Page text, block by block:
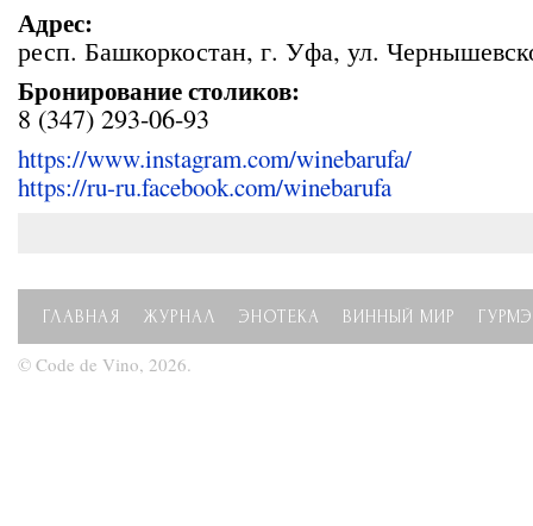
Адрес:
респ. Башкоркостан, г. Уфа, ул.
Бронирование столиков:
8 (347) 293-06-93
https://www.instagram.com/winebarufa/
https://ru-ru.facebook.com/winebarufa
ГЛАВНАЯ ЖУРНАЛ ЭНОТЕКА ВИННЫЙ МИР ГУРМЭ
© Code de Vino, 2026.